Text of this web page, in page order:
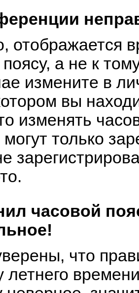
отображается
а не к
измените в
вы
изменять
могут только
часовой
что
летнего